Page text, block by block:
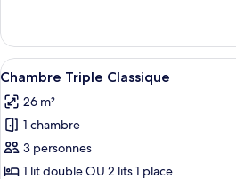
Classique
le
type
de
Chambre
Simple
Afficher
toutes
les
photos
pour
ce
4
Chambre Triple Classique
26 m²
1 chambre
3 personnes
1 lit double OU 2 lits 1 place